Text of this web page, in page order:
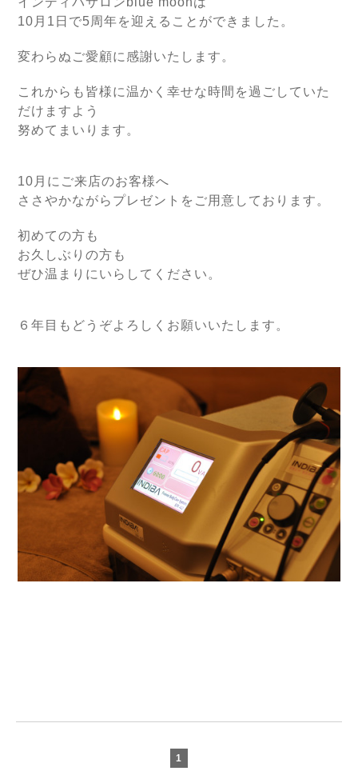
10月1日で5周年を迎えることができました。
変わらぬご愛顧に感謝いたします。
これからも皆様に温かく幸せな時間を過ごしていた
だけますよう
努めてまいります。
10月にご来店のお客様へ
ささやかながらプレゼントをご用意しております。
初めての方も
お久しぶりの方も
ぜひ温まりにいらしてください。
６年目もどうぞよろしくお願いいたします。
1